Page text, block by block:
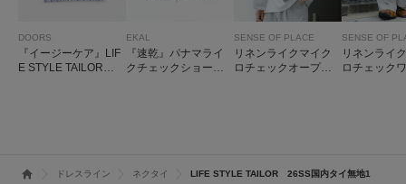
DOORS
『イージーケア』LIF
E STYLE TAILOR
EKAL
『速乾』パナマライ
クチェックショート
SENSE OF PLACE
リネンライクマイク
ロチェックオープン
SENSE OF
リネンライ
ロチェック
ドレスライン ネクタイ LIFE STYLE TAILOR 26SS国内タイ無地1